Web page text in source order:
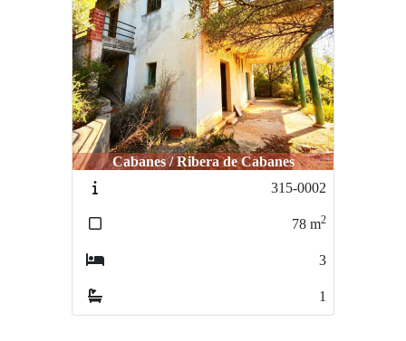
Cabanes / Ribera de Cabanes
315-0002
78 m2
3
1